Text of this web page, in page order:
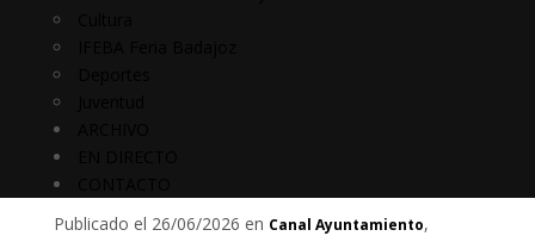
Publicado el 26/06/2026 en Canal Ayuntamiento,